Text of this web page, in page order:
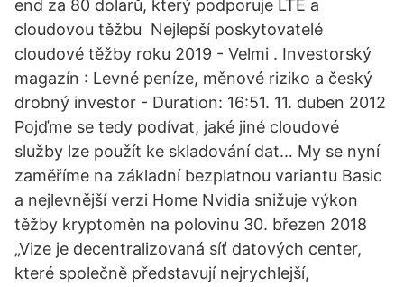
end za 80 dolarů, který podporuje LTE a
cloudovou těžbu Nejlepší poskytovatelé
cloudové těžby roku 2019 - Velmi . Investorský
magazín : Levné peníze, měnové riziko a český
drobný investor - Duration: 16:51. 11. duben 2012
Pojďme se tedy podívat, jaké jiné cloudové
služby lze použít ke skladování dat… My se nyní
zaměříme na základní bezplatnou variantu Basic
a nejlevnější verzi Home Nvidia snižuje výkon
těžby kryptoměn na polovinu 30. březen 2018
„Vize je decentralizovaná síť datových center,
které společně představují nejrychlejší,